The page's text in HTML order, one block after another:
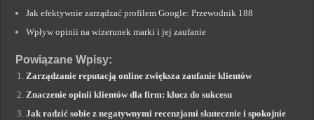
Jak efektywnie zarządzać profilem Google: Przewodnik 188
Wpływ opinii na wizerunek marki i jej zaufanie
Powiązane Wpisy:
Zarządzanie reputacją online zwiększa zaufanie klientów
Znaczenie opinii klientów dla firm: klucz do sukcesu
Jak radzić sobie z negatywnymi recenzjami skutecznie i spokojnie